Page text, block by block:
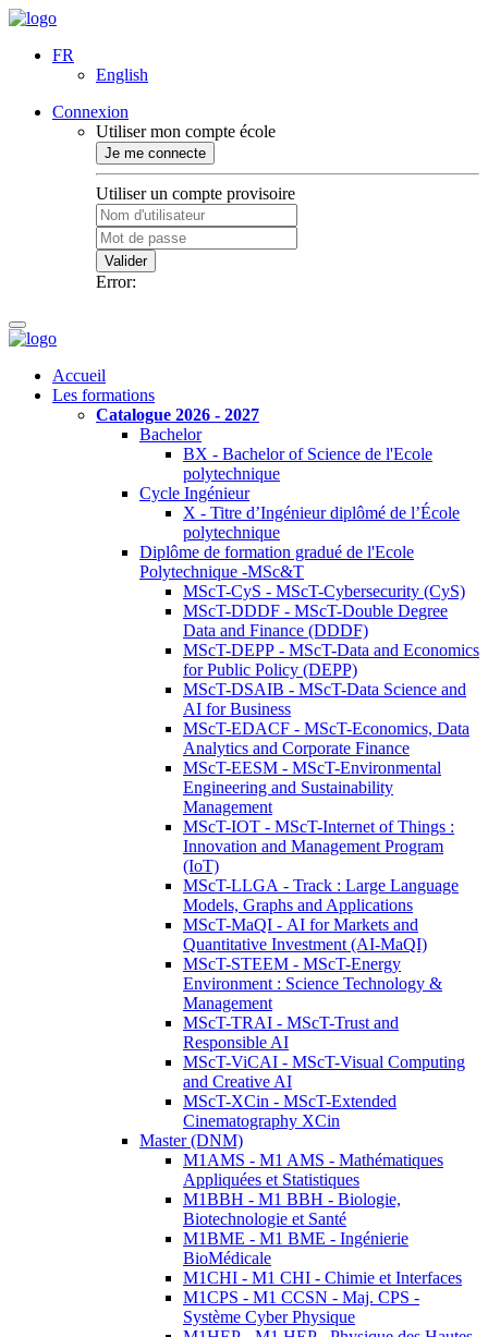
FR
English
Connexion
Utiliser mon compte école
Je me connecte
Utiliser un compte provisoire
Valider
Error:
Accueil
Les formations
Catalogue 2026 - 2027
Bachelor
BX - Bachelor of Science de l'Ecole
polytechnique
Cycle Ingénieur
X - Titre d’Ingénieur diplômé de l’École
polytechnique
Diplôme de formation gradué de l'Ecole
Polytechnique -MSc&T
MScT-CyS - MScT-Cybersecurity (CyS)
MScT-DDDF - MScT-Double Degree
Data and Finance (DDDF)
MScT-DEPP - MScT-Data and Economics
for Public Policy (DEPP)
MScT-DSAIB - MScT-Data Science and
AI for Business
MScT-EDACF - MScT-Economics, Data
Analytics and Corporate Finance
MScT-EESM - MScT-Environmental
Engineering and Sustainability
Management
MScT-IOT - MScT-Internet of Things :
Innovation and Management Program
(IoT)
MScT-LLGA - Track : Large Language
Models, Graphs and Applications
MScT-MaQI - AI for Markets and
Quantitative Investment (AI-MaQI)
MScT-STEEM - MScT-Energy
Environment : Science Technology &
Management
MScT-TRAI - MScT-Trust and
Responsible AI
MScT-ViCAI - MScT-Visual Computing
and Creative AI
MScT-XCin - MScT-Extended
Cinematography XCin
Master (DNM)
M1AMS - M1 AMS - Mathématiques
Appliquées et Statistiques
M1BBH - M1 BBH - Biologie,
Biotechnologie et Santé
M1BME - M1 BME - Ingénierie
BioMédicale
M1CHI - M1 CHI - Chimie et Interfaces
M1CPS - M1 CCSN - Maj. CPS -
Système Cyber Physique